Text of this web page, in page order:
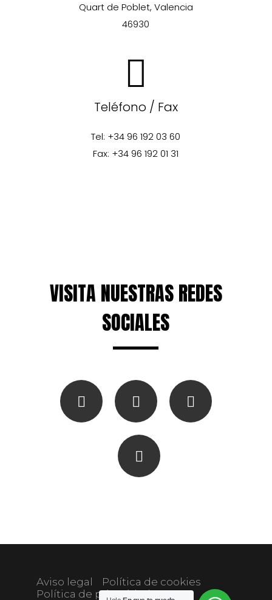
Quart de Poblet, Valencia
46930
Teléfono / Fax
Tel: +34 96 192 03 60
Fax: +34 96 192 01 31
VISITA NUESTRAS REDES
SOCIALES
Aviso legal
Política de cookies
Política de privacidad